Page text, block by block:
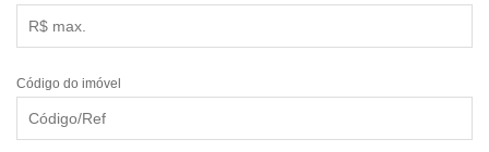
Código do imóvel